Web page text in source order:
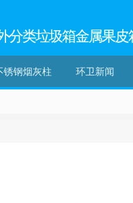
分类垃圾箱金属果皮
锈钢烟灰柱 环卫新闻